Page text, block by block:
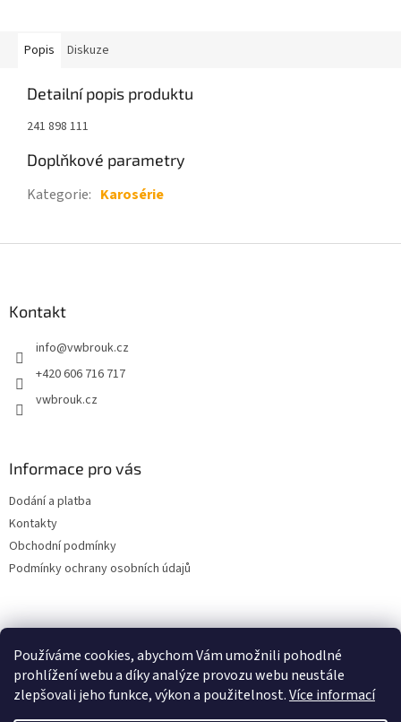
Používáme cookies, abychom Vám umožnili pohodlné
prohlížení webu a díky analýze provozu webu neustále
zlepšovali jeho funkce, výkon a použitelnost.Více informací
Popis Diskuze
Detailní popis produktu
241 898 111
Doplňkové parametry
Kategorie: Karosérie
Kontakt
info@vwbrouk.cz
+420 606 716 717
vwbrouk.cz
Informace pro vás
Dodání a platba
Kontakty
Obchodní podmínky
Podmínky ochrany osobních údajů